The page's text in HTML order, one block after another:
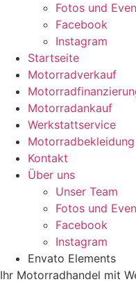
Fotos und
Facebook
Instagram
Startseite
Motorradverkauf
Motorradankauf
Werkstattservice
Motorradbekleidung
Kontakt
Über uns
Unser Team
Fotos und
Facebook
Instagram
Envato Elements
Ihr Motorradhandel mit